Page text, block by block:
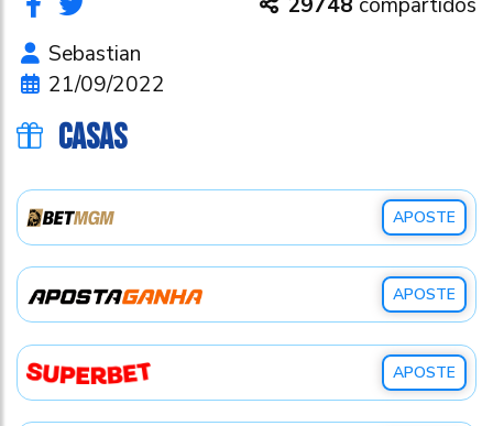
Sebastian
21/09/2022
CASAS
APOSTE
APOSTE
APOSTE